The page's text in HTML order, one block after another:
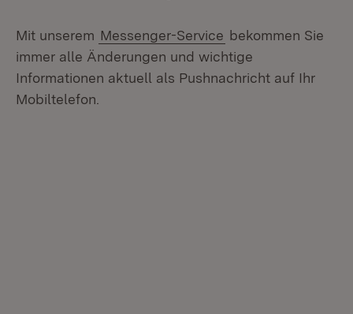
Mit unserem Messenger-Service bekommen Sie
immer alle Änderungen und wichtige
Informationen aktuell als Pushnachricht auf Ihr
Mobiltelefon.